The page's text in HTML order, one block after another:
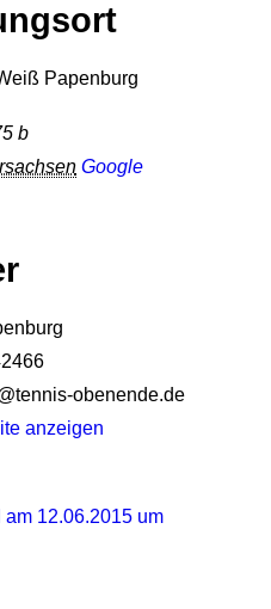
Papenburg
b
Google
obenende.de
anzeigen
12.06.2015 um